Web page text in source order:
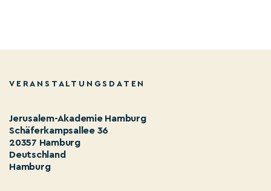
VERANSTALTUNGSDATEN
Jerusalem-Akademie Hamburg
Schäferkampsallee 36
20357 Hamburg
Deutschland
Hamburg